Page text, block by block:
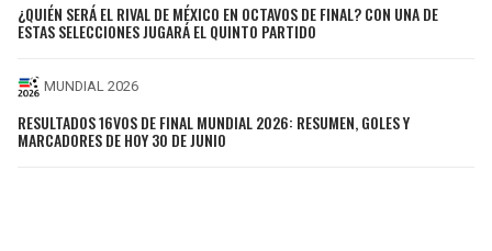
¿QUIÉN SERÁ EL RIVAL DE MÉXICO EN OCTAVOS DE FINAL? CON UNA DE
ESTAS SELECCIONES JUGARÁ EL QUINTO PARTIDO
MUNDIAL 2026
RESULTADOS 16VOS DE FINAL MUNDIAL 2026: RESUMEN, GOLES Y
MARCADORES DE HOY 30 DE JUNIO